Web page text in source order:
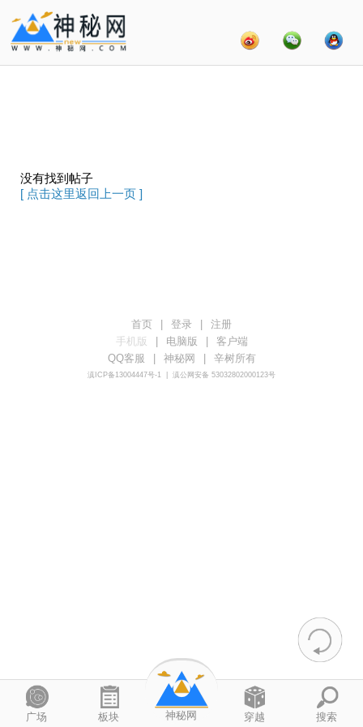
没有找到帖子
[ 点击这里返回上一页 ]
首页 登录
注册
手机版
电脑版
客户端
QQ客服
神秘网 辛树所有
滇ICP备13004447号-1 滇公网安备 53032802000123号
广场 板块 神秘网 穿越 搜索